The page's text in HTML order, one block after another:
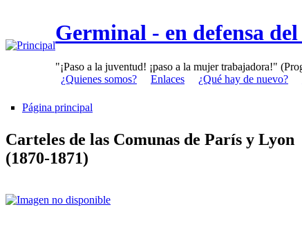
Germinal - en defensa
"¡Paso a la juventud! ¡paso a la mujer trabajadora!"
¿Quienes somos?
Enlaces ¿Qué hay de nuevo?
Página principal
Carteles de las Comunas de París y Lyon
(1870-1871)